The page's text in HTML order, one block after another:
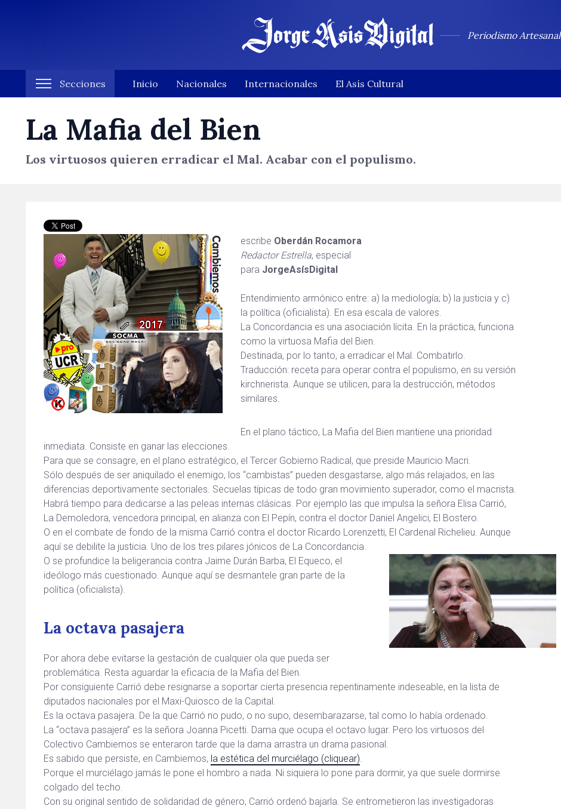
Periodismo Artesanal
Secciones Inicio Nacionales Internacionales El Asís Cultural
La Mafia del Bien
Los virtuosos quieren erradicar el Mal. Acabar con el populismo.
escribe Oberdán Rocamora
Redactor Estrella, especial
para JorgeAsísDigital
Entendimiento armónico entre: a) la mediología; b) la justicia y c)
la política (oficialista). En esa escala de valores.
La Concordancia es una asociación lícita. En la práctica, funciona
como la virtuosa Mafia del Bien.
Destinada, por lo tanto, a erradicar el Mal. Combatirlo.
Traducción: receta para operar contra el populismo, en su versión
kirchnerista. Aunque se utilicen, para la destrucción, métodos
similares.
En el plano táctico, La Mafia del Bien mantiene una prioridad
inmediata. Consiste en ganar las elecciones.
Para que se consagre, en el plano estratégico, el Tercer Gobierno Radical, que preside Mauricio Macri.
Sólo después de ser aniquilado el enemigo, los “cambistas” pueden desgastarse, algo más relajados, en las
diferencias deportivamente sectoriales. Secuelas típicas de todo gran movimiento superador, como el macrista.
Habrá tiempo para dedicarse a las peleas internas clásicas. Por ejemplo las que impulsa la señora Elisa Carrió,
La Demoledora, vencedora principal, en alianza con El Pepín, contra el doctor Daniel Angelici, El Bostero.
O en el combate de fondo de la misma Carrió contra el doctor Ricardo Lorenzetti, El Cardenal Richelieu. Aunque
aquí se debilite la justicia. Uno de los tres pilares jónicos de La Concordancia.
O se profundice la beligerancia contra Jaime Durán Barba, El Equeco, el
ideólogo más cuestionado. Aunque aquí se desmantele gran parte de la
política (oficialista).
La octava pasajera
Por ahora debe evitarse la gestación de cualquier ola que pueda ser
problemática. Resta aguardar la eficacia de la Mafia del Bien.
Por consiguiente Carrió debe resignarse a soportar cierta presencia repentinamente indeseable, en la lista de
diputados nacionales por el Maxi-Quiosco de la Capital.
Es la octava pasajera. De la que Carrió no pudo, o no supo, desembarazarse, tal como lo había ordenado.
La “octava pasajera” es la señora Joanna Picetti. Dama que ocupa el octavo lugar. Pero los virtuosos del
Colectivo Cambiemos se enteraron tarde que la dama arrastra un drama pasional.
Es sabido que persiste, en Cambiemos, la estética del murciélago (cliquear)
Porque el murciélago jamás le pone el hombro a nada. Ni siquiera lo pone para dormir, ya que suele dormirse
colgado del techo.
Con su original sentido de solidaridad de género, Carrió ordenó bajarla. Se entrometieron las investigadoras